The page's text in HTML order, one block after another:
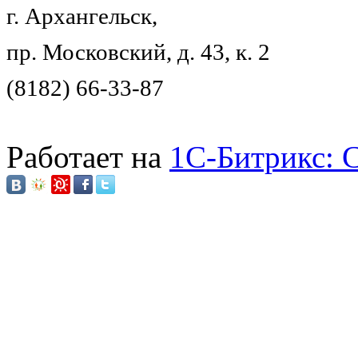
г. Архангельск,
пр. Московский, д. 43, к. 2
(8182) 66-33-87
Работает на 1C-Битрикс: